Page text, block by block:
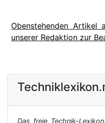
Obenstehenden Artikel
unserer Redaktion zur
Das freie Technik-